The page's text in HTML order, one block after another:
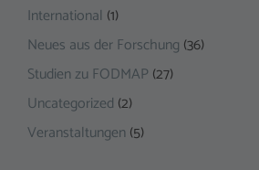
International (1)
Neues aus der Forschung (36)
Studien zu FODMAP (27)
Uncategorized (2)
Veranstaltungen (5)